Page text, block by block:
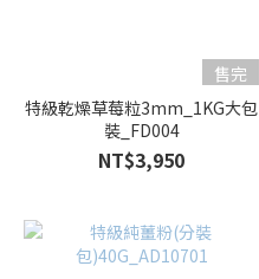
售完
特級乾燥草莓粒3mm_1KG大包
裝_FD004
NT$3,950